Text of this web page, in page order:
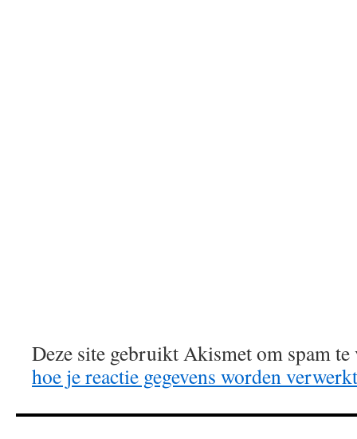
Deze site gebruikt Akismet om spam
hoe je reactie gegevens worden verwerkt